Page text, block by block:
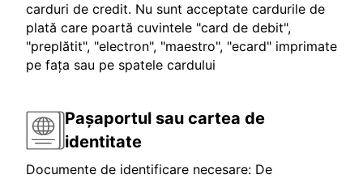
carduri de credit. Nu sunt acceptate cardurile de
plată care poartă cuvintele "card de debit",
"preplătit", "electron", "maestro", "ecard" imprimate
pe fața sau pe spatele cardului
Pașaportul sau cartea de
identitate
Documente de identificare necesare: De